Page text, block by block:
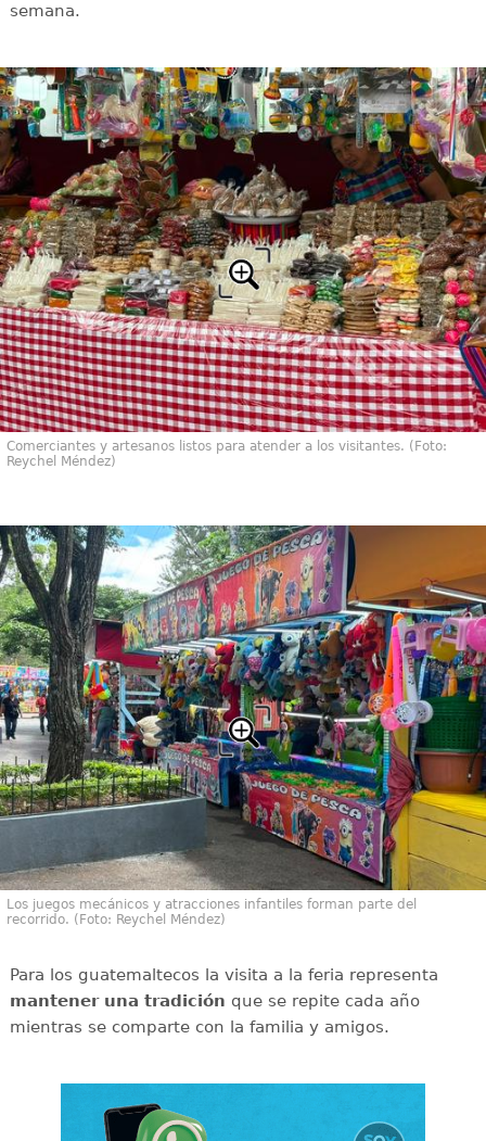
semana.
Comerciantes y artesanos listos para atender a los visitantes. (Foto:
Reychel Méndez)
Los juegos mecánicos y atracciones infantiles forman parte del
recorrido. (Foto: Reychel Méndez)
Para los guatemaltecos la visita a la feria representa
mantener una tradición que se repite cada año
mientras se comparte con la familia y amigos.